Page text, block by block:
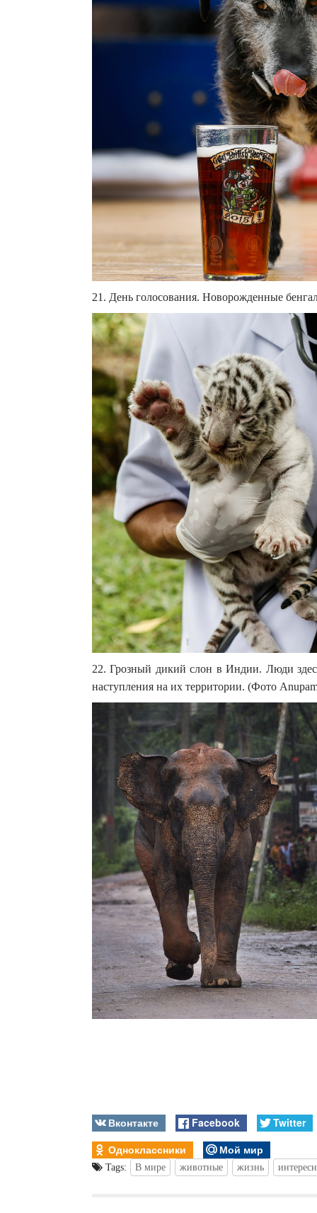
21. День голосования. Новорожденные
22. Грозный дикий слон в Индии. Люди
наступления на их территории. (Фото
Вконтакте Facebook
Twitter
Одноклассники
Мой мир
Tags: В мире животные жизнь